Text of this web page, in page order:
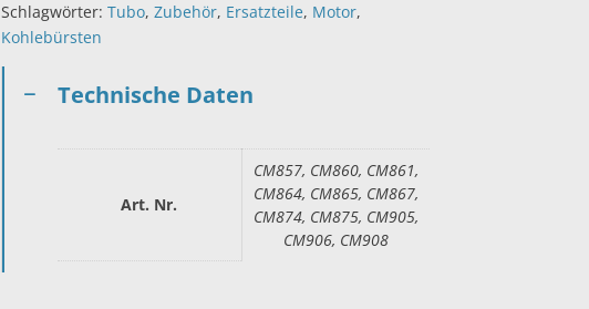
Schlagwörter: Tubo, Zubehör, Ersatzteile, Motor,
Kohlebürsten
Technische Daten
Art. Nr.
CM857, CM860, CM861,
CM864, CM865, CM867,
CM874, CM875, CM905,
CM906, CM908